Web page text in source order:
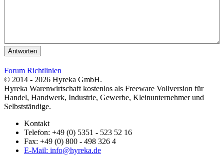
Antworten
Forum Richtlinien
© 2014 - 2026 Hyreka GmbH.
Hyreka Warenwirtschaft kostenlos als Freeware Vollversion für
Handel, Handwerk, Industrie, Gewerbe, Kleinunternehmer und
Selbstständige.
Kontakt
Telefon: +49 (0) 5351 - 523 52 16
Fax: +49 (0) 800 - 498 326 4
E-Mail: info@hyreka.de